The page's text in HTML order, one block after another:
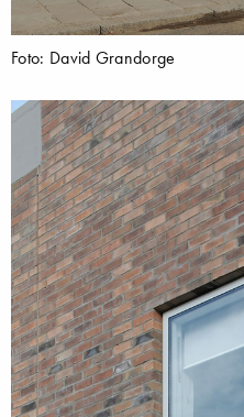
Foto: David Grandorge